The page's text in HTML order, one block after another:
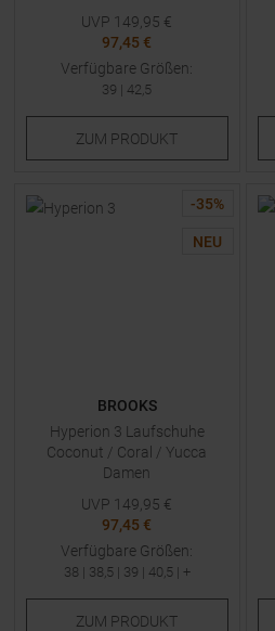
UVP 149,95 €
97,45 €
Verfügbare Größen:
39 | 42,5
ZUM PRODUKT
-35%
NEU
BROOKS
Hyperion 3 Laufschuhe
Coconut / Coral / Yucca
Damen
UVP 149,95 €
97,45 €
Verfügbare Größen:
38 | 38,5 | 39 | 40,5 | +
ZUM PRODUKT